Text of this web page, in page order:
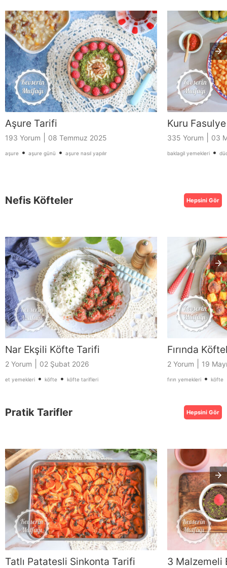
Aşure Tarifi
193 Yorum 08 Temmuz 2025
aşure • aşure günü • aşure nasıl yapılır
Kuru
335 Yorum 03
baklagil yemekleri •
Nefis Köfteler Hepsini Gör
Nar Ekşili Köfte Tarifi
2 Yorum 02 Şubat 2026
et yemekleri • köfte • köfte tarifleri
Fırında
2 Yorum 19
fırın yemekleri • köfte
Pratik Tarifler Hepsini Gör
Tatlı Patatesli Sinkonta Tarifi 3 Malzemeli